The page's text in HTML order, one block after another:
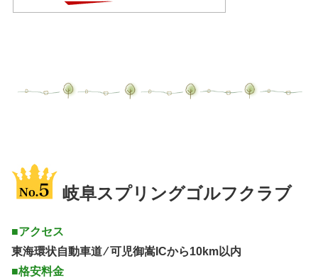
岐阜スプリングゴルフクラブ
■アクセス
東海環状自動車道 ⁄ 可児御嵩ICから10km以内
■格安料金